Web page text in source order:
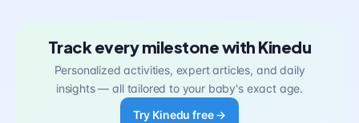
Track every milestone with Kinedu
Personalized activities, expert articles, and daily
insights — all tailored to your baby's exact age.
Try Kinedu free →